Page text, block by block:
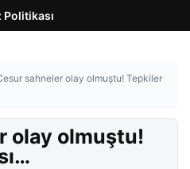
Politikası
sahneler olay olmuştu! Tepkiler
olay olmuştu!